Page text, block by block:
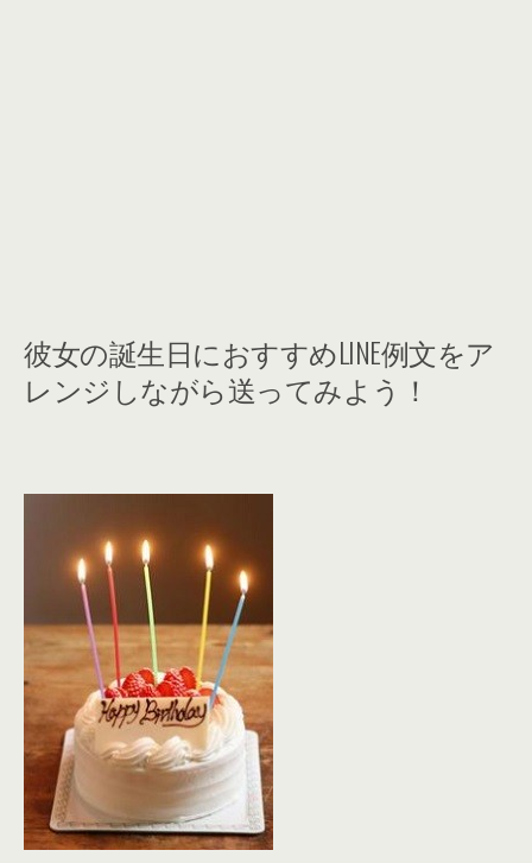
彼女の誕生日におすすめLINE例文をア
レンジしながら送ってみよう！